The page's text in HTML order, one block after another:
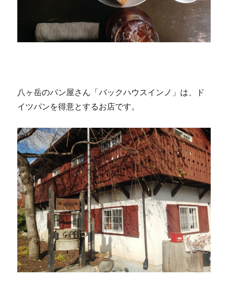
八ヶ岳のパン屋さん「バックハウスインノ」は、ド
イツパンを得意とするお店です。